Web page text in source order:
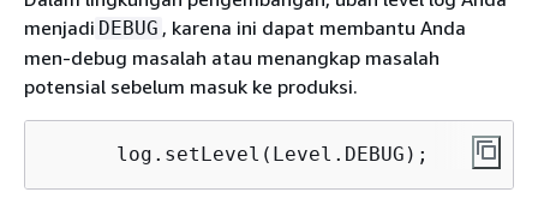
menjadi DEBUG , karena ini dapat membantu Anda
men-debug masalah atau menangkap masalah
potensial sebelum masuk ke produksi.
      log.setLevel(Level.DEBUG);